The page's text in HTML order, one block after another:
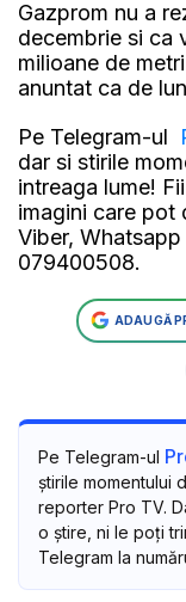
Gazprom nu a
decembrie si ca
milioane de
anuntat ca de
Pe Telegram-ul
dar si stirile
intreaga lume!
imagini care pot
Viber,
079400508.
ADAUGĂ
Pe Telegram-ul
știrile momentului
reporter Pro TV.
o știre, ni le poți
Telegram la